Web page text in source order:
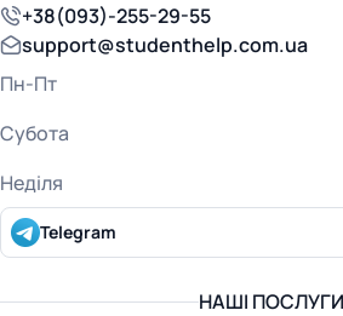
НАШІ ПОСЛУГИ
+38(093)-255-29-55
support@studenthelp.com.ua
Пн-Пт
Субота
Неділя
Telegram